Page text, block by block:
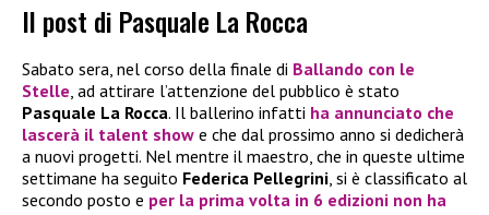
Il post di Pasquale La Rocca
Sabato sera, nel corso della finale di Ballando con le
Stelle, ad attirare l’attenzione del pubblico è stato
Pasquale La Rocca. Il ballerino infatti ha annunciato che
lascerà il talent show e che dal prossimo anno si dedicherà
a nuovi progetti. Nel mentre il maestro, che in queste ultime
settimane ha seguito Federica Pellegrini, si è classificato al
secondo posto e per la prima volta in 6 edizioni non ha